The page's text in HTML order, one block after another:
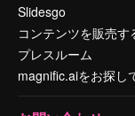
Slidesgo
コンテンツを販売す
プレスルーム
magnific.aiをお探し